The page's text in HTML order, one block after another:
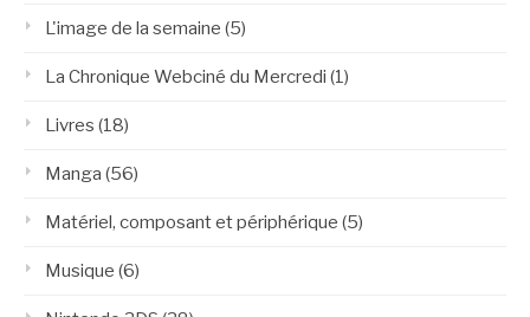
L'image de la semaine (5)
La Chronique Webciné du Mercredi (1)
Livres (18)
Manga (56)
Matériel, composant et périphérique (5)
Musique (6)